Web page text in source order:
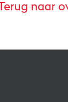
Terug naar